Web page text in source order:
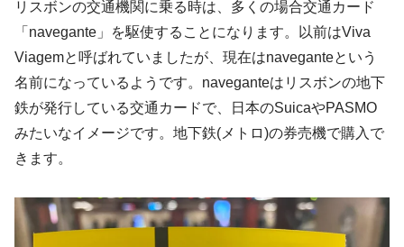
リスボンの交通機関に乗る時は、多くの場合交通カード
「navegante」を駆使することになります。以前はViva
Viagemと呼ばれていましたが、現在はnaveganteという
名前になっているようです。naveganteはリスボンの地下
鉄が発行している交通カードで、日本のSuicaやPASMO
みたいなイメージです。地下鉄(メトロ)の券売機で購入で
きます。